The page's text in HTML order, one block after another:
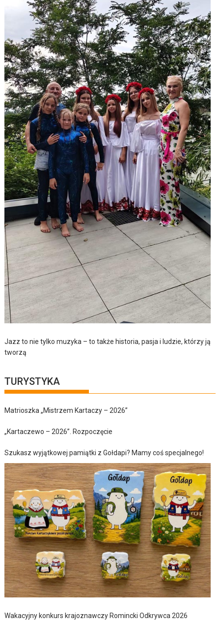
Jazz to nie tylko muzyka – to także historia, pasja i ludzie, którzy ją
tworzą
TURYSTYKA
Matrioszka „Mistrzem Kartaczy – 2026”
„Kartaczewo – 2026”. Rozpoczęcie
Szukasz wyjątkowej pamiątki z Gołdapi? Mamy coś specjalnego!
Wakacyjny konkurs krajoznawczy Romincki Odkrywca 2026